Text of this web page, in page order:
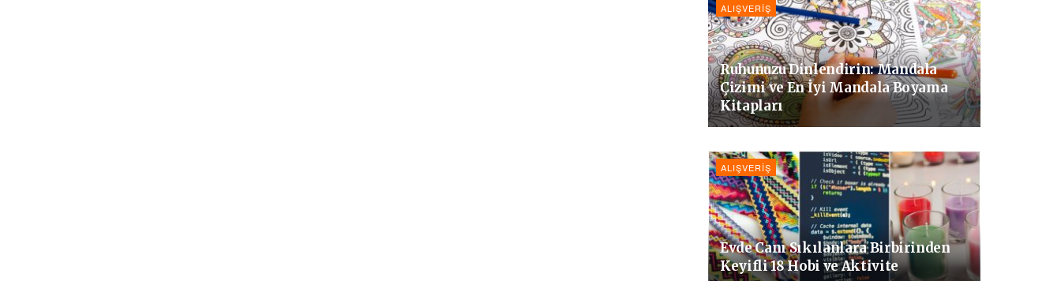
ALIŞVERIŞ
Ruhunuzu Dinlendirin: Mandala
Çizimi ve En İyi Mandala Boyama
Kitapları
ALIŞVERIŞ
Evde Canı Sıkılanlara Birbirinden
Keyifli 18 Hobi ve Aktivite